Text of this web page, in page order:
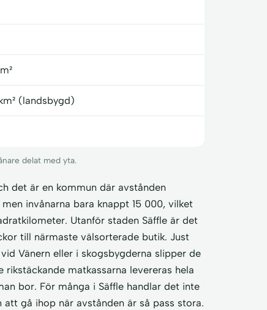
(landsbygd)
delat med yta.
det är en kommun där avstånden
invånarna bara knappt 15 000, vilket
Utanför staden Säffle är det
till närmaste välsorterade butik. Just
Vänern eller i skogsbygderna slipper de
matkassarna levereras hela
bor. För många i Säffle handlar det inte
gå ihop när avstånden är så pass stora.